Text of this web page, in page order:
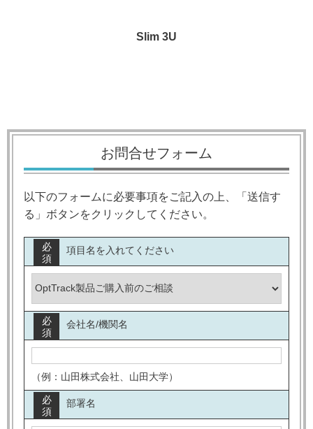
Slim 3U
お問合せフォーム
以下のフォームに必要事項をご記入の上、「送信す
る」ボタンをクリックしてください。
項目名を入れてください
必
須
会社名/機関名
必
須
（例：山田株式会社、山田大学）
部署名
必
須